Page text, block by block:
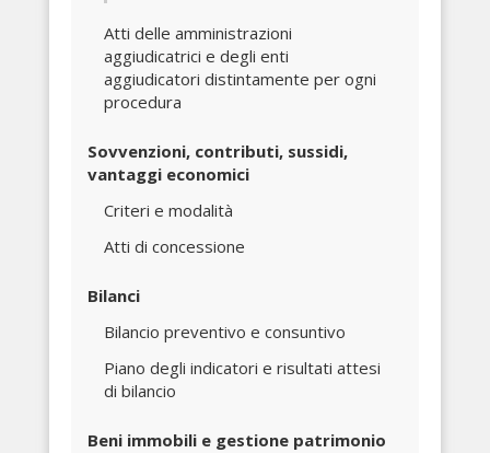
Atti delle amministrazioni
aggiudicatrici e degli enti
aggiudicatori distintamente per ogni
procedura
Sovvenzioni, contributi, sussidi,
vantaggi economici
Criteri e modalità
Atti di concessione
Bilanci
Bilancio preventivo e consuntivo
Piano degli indicatori e risultati attesi
di bilancio
Beni immobili e gestione patrimonio